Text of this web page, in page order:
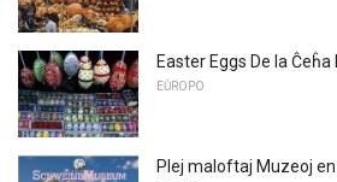
Easter Eggs De la Ĉeĥa
EŬROPO
Plej maloftaj Muzeoj